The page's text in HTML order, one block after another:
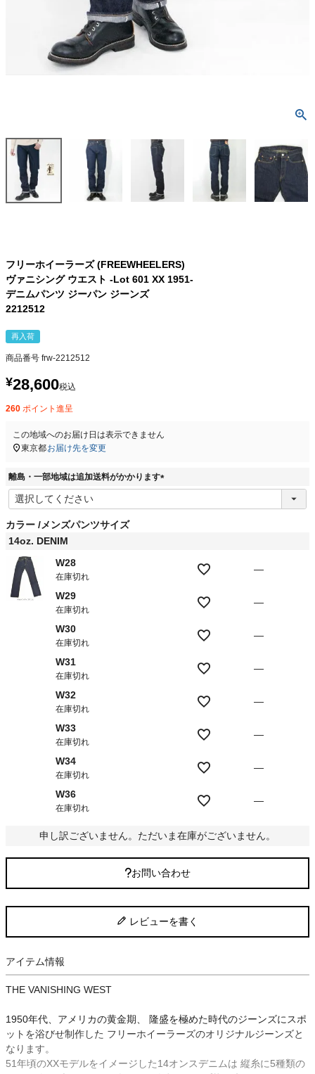
フリーホイーラーズ (FREEWHEELERS)
ヴァニシング ウエスト -Lot 601 XX 1951-
デニムパンツ ジーパン ジーンズ
2212512
再入荷
商品番号 frw-2212512
¥28,600税込
260 ポイント進呈
この地域へのお届け日は表示できません
東京都お届け先を変更
離島・一部地域は追加送料がかかります
(
カラー
メンズパンツサイズ
14oz. DENIM
W28
在庫切れ
—
W29
在庫切れ
—
W30
在庫切れ
—
W31
在庫切れ
—
W32
在庫切れ
—
W33
在庫切れ
—
W34
在庫切れ
—
W36
在庫切れ
—
申し訳ございません。ただいま在庫がございません。
お問い合わせ
レビューを書く
アイテム情報
THE VANISHING WEST
1950年代、アメリカの黄金期、 隆盛を極めた時代のジーンズにスポ
ットを浴びせ制作した フリーホイーラーズのオリジナルジーンズと
なります。
51年頃のXXモデルをイメージした14オンスデニムは 縦糸に5種類の